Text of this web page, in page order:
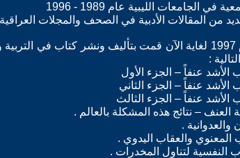
في الجامعات الليبية عام 1989 - 1996
من المقالات الأدبية في الصحف والمجلات العراقية
– منذ عام 1997 لغاية الآن قمت بتأليف ونشر كتاب
: